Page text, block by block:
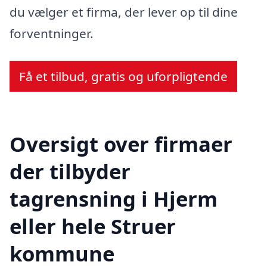
du vælger et firma, der lever op til dine
forventninger.
Få et tilbud, gratis og uforpligtende
Oversigt over firmaer
der tilbyder
tagrensning i Hjerm
eller hele Struer
kommune